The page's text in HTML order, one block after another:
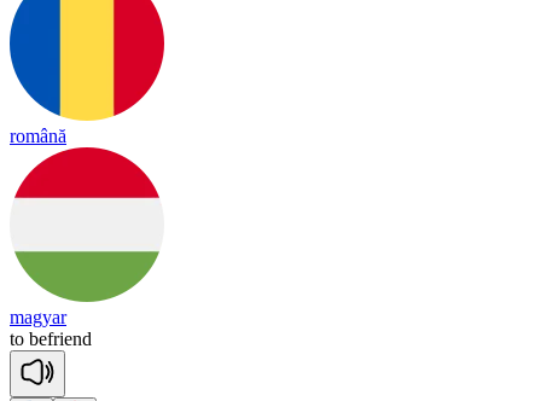
română
magyar
to befriend